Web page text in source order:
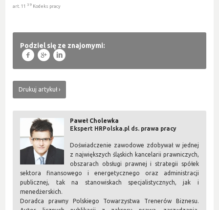
art. 113 9 Kodeks pracy
Podziel się ze znajomymi:
f g l
Drukuj artykuł
Paweł Cholewka
Ekspert HRPolska.pl ds. prawa pracy
Doświadczenie zawodowe zdobywał w jednej
z największych śląskich kancelarii prawniczych,
obszarach obsługi prawnej i strategii spółek
sektora finansowego i energetycznego oraz administracji
publicznej, tak na stanowiskach specjalistycznych, jak i
menedżerskich.
Doradca prawny Polskiego Towarzystwa Trenerów Biznesu.